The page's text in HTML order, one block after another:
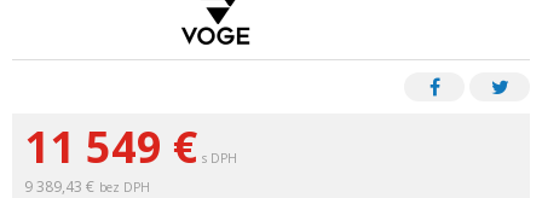
11 549 € s DPH
9 389,43 € bez DPH